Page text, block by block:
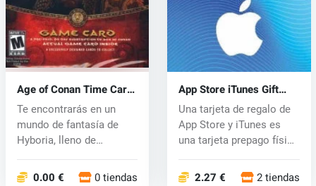
Age of Conan Time Card
(PC) CD key
Te encontrarás en un
mundo de fantasía de
Hyboria, lleno de
0.00 € 0 tiendas
App Store iTunes Gift
Card
Una tarjeta de regalo de
App Store y iTunes es
una tarjeta prepago física
2.27 € 2 tiendas